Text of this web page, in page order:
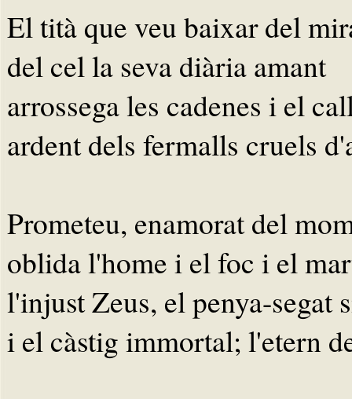
El tità que veu baixar del
del cel la seva diària amant
arrossega les cadenes i el
ardent dels fermalls cruels
Prometeu, enamorat del
oblida l'home i el foc i el
l'injust Zeus, el penya-segat
i el càstig immortal; l'etern